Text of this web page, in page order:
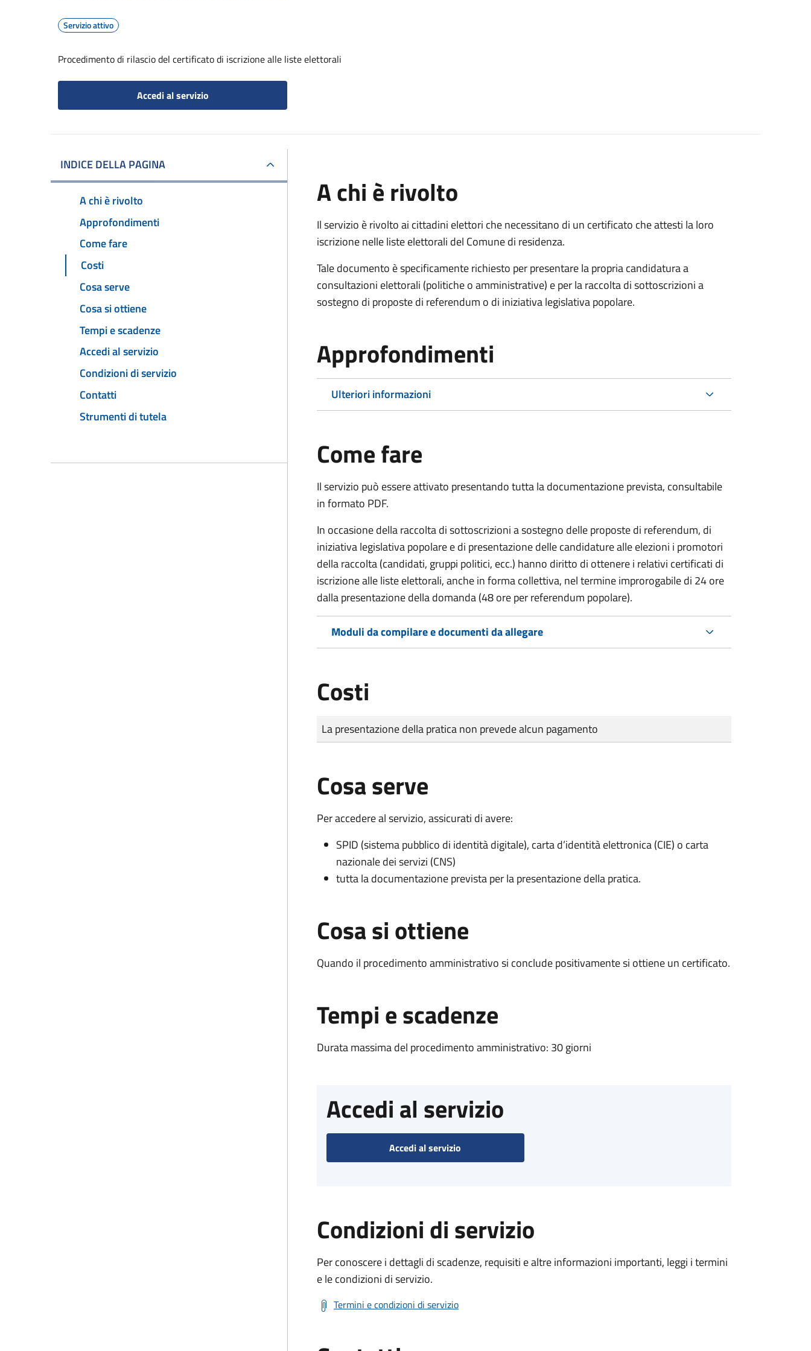
Servizio attivo
Procedimento di rilascio del certificato di iscrizione alle liste elettorali
Accedi al servizio
INDICE DELLA PAGINA
A chi è rivolto
Approfondimenti
Come fare
Costi
Cosa serve
Cosa si ottiene
Tempi e scadenze
Accedi al servizio
Condizioni di servizio
Contatti
Strumenti di tutela
A chi è rivolto
Il servizio è rivolto ai cittadini elettori che necessitano di un certificato che attesti la loro
iscrizione nelle liste elettorali del Comune di residenza.
Tale documento è specificamente richiesto per presentare la propria candidatura a
consultazioni elettorali (politiche o amministrative) e per la raccolta di sottoscrizioni a
sostegno di proposte di referendum o di iniziativa legislativa popolare.
Approfondimenti
Ulteriori informazioni
Come fare
Il servizio può essere attivato presentando tutta la documentazione prevista, consultabile
in formato PDF.
In occasione della raccolta di sottoscrizioni a sostegno delle proposte di referendum, di
iniziativa legislativa popolare e di presentazione delle candidature alle elezioni i promotori
della raccolta (candidati, gruppi politici, ecc.) hanno diritto di ottenere i relativi certificati di
iscrizione alle liste elettorali, anche in forma collettiva, nel termine improrogabile di 24 ore
dalla presentazione della domanda (48 ore per referendum popolare).
Moduli da compilare e documenti da allegare
Costi
Tipo di pagamento
Importo
La presentazione della pratica non prevede alcun pagamento
Cosa serve
Per accedere al servizio, assicurati di avere:
SPID (sistema pubblico di identità digitale), carta d’identità elettronica (CIE) o carta
nazionale dei servizi (CNS)
tutta la documentazione prevista per la presentazione della pratica.
Cosa si ottiene
Quando il procedimento amministrativo si conclude positivamente si ottiene un certificato.
Tempi e scadenze
Durata massima del procedimento amministrativo: 30 giorni
Accedi al servizio
Accedi al servizio
Condizioni di servizio
Per conoscere i dettagli di scadenze, requisiti e altre informazioni importanti, leggi i termini
e le condizioni di servizio.
Termini e condizioni di servizio